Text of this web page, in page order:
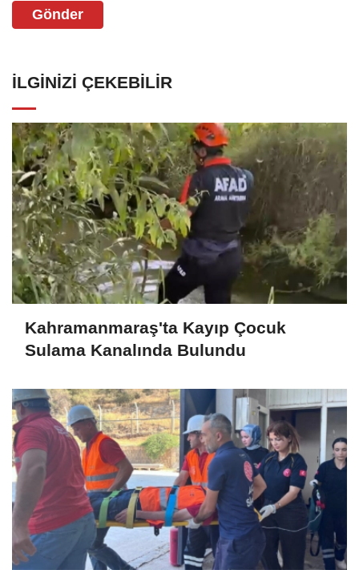
Gönder
İLGINIZI ÇEKEBILIR
Kahramanmaraş'ta Kayıp Çocuk
Sulama Kanalında Bulundu